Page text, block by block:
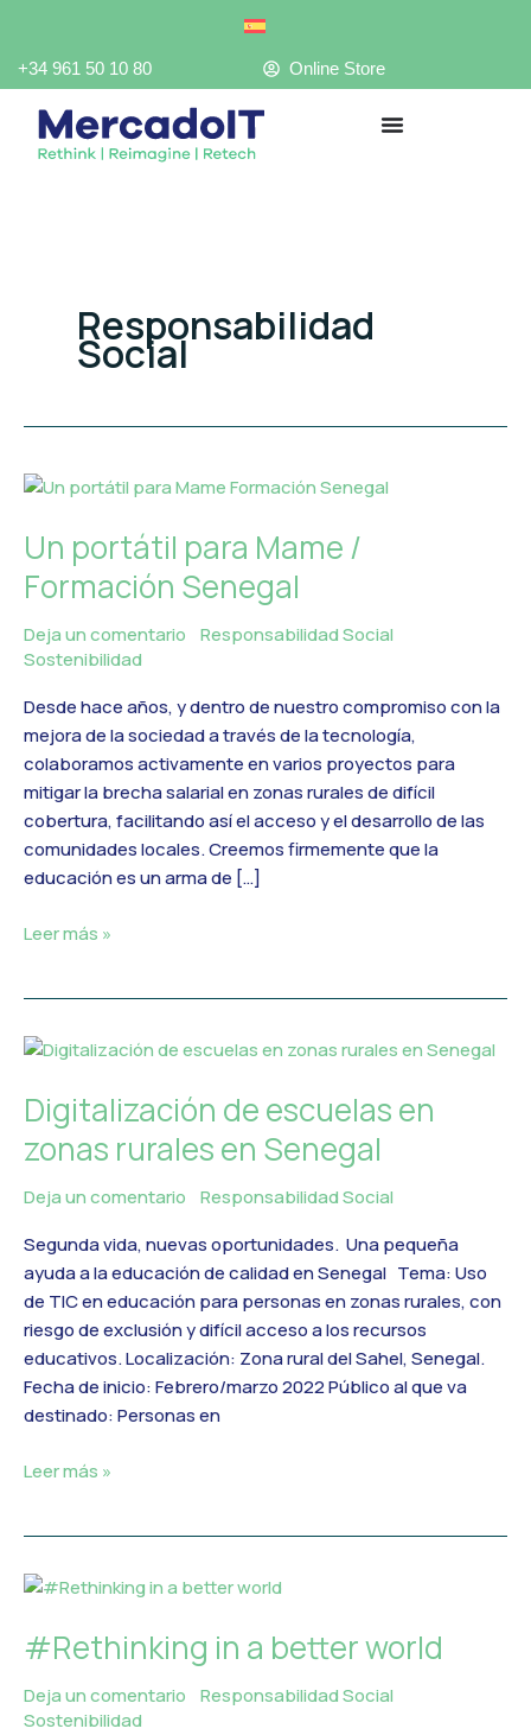
contenido
+34 961 50 10 80 Online Store
Responsabilidad
Social
Un portátil para Mame /
Formación Senegal
Deja un comentario Responsabilidad Social
Sostenibilidad
Desde hace años, y dentro de nuestro compromiso con la
mejora de la sociedad a través de la tecnología,
colaboramos activamente en varios proyectos para
mitigar la brecha salarial en zonas rurales de difícil
cobertura, facilitando así el acceso y el desarrollo de las
comunidades locales. Creemos firmemente que la
educación es un arma de […]
Un
para
Mame
/
Formación
Senegal
Leer más »
Digitalización de escuelas en
zonas rurales en Senegal
Deja un comentario Responsabilidad Social
Segunda vida, nuevas oportunidades. Una pequeña
ayuda a la educación de calidad en Senegal Tema: Uso
de TIC en educación para personas en zonas rurales, con
riesgo de exclusión y difícil acceso a los recursos
educativos. Localización: Zona rural del Sahel, Senegal.
Fecha de inicio: Febrero/marzo 2022 Público al que va
destinado: Personas en
Digitalización
escuelas
zonas
rurales
Senegal
Leer más »
#Rethinking in a better world
Deja un comentario Responsabilidad Social
Sostenibilidad
#Rethinking
a
world